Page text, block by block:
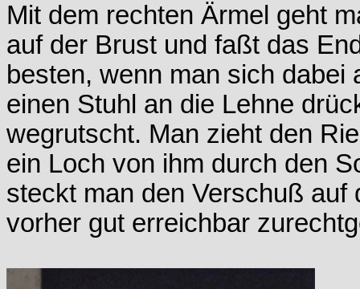
Mit dem rechten Ärmel geht
auf der Brust und faßt das
besten, wenn man sich
einen Stuhl an die Lehne
wegrutscht. Man zieht den
ein Loch von ihm durch den
steckt man den Verschuß
vorher gut erreichbar